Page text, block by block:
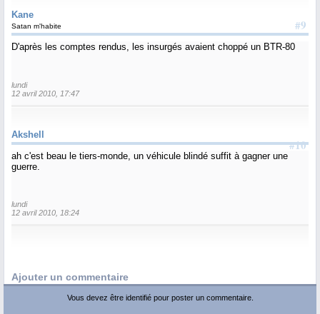
Kane
#9
Satan m'habite
D'après les comptes rendus, les insurgés avaient choppé un BTR-80
lundi
12 avril 2010, 17:47
Akshell
#10
ah c'est beau le tiers-monde, un véhicule blindé suffit à gagner une
guerre.
lundi
12 avril 2010, 18:24
Ajouter un commentaire
Vous devez être identifié pour poster un commentaire.